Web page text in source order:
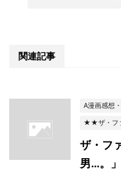
関連記事
A漫画感想
★★ザ・フ
ザ・フ
男…。